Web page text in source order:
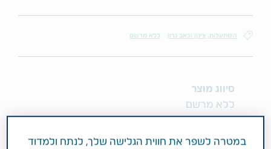
השתעלות, צינון וכאב גרון ללא מרשם
סיווג מוצר
ללא מרשם
מרכיב פעיל וחוזק
במטרה לשפר את חווית הגלישה שלך, לנתח ולמדוד